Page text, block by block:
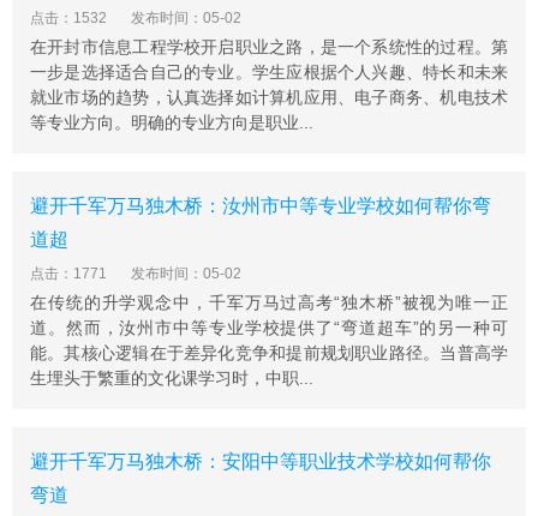
点击：1532 发布时间：05-02
在开封市信息工程学校开启职业之路，是一个系统性的过程。第
一步是选择适合自己的专业。学生应根据个人兴趣、特长和未来
就业市场的趋势，认真选择如计算机应用、电子商务、机电技术
等专业方向。明确的专业方向是职业...
避开千军万马独木桥：汝州市中等专业学校如何帮你弯
道超
点击：1771 发布时间：05-02
在传统的升学观念中，千军万马过高考“独木桥”被视为唯一正
道。然而，汝州市中等专业学校提供了“弯道超车”的另一种可
能。其核心逻辑在于差异化竞争和提前规划职业路径。当普高学
生埋头于繁重的文化课学习时，中职...
避开千军万马独木桥：安阳中等职业技术学校如何帮你
弯道